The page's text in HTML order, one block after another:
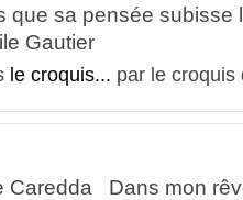
que sa pensée subisse
Gautier
le croquis... par le
Caredda Dans mon